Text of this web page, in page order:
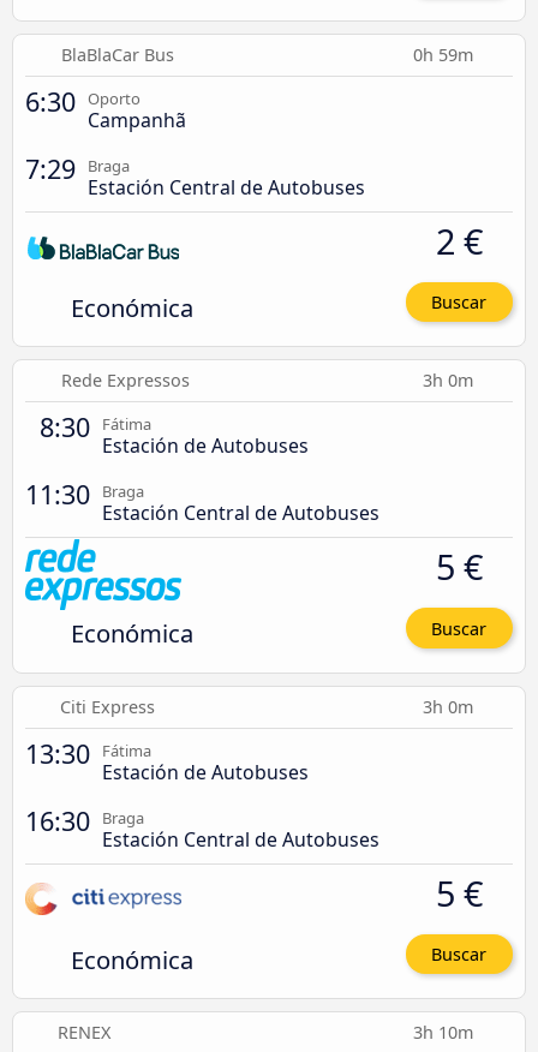
BlaBlaCar Bus 0h 59m
6:30 Oporto
Campanhã
7:29 Braga
Estación Central de Autobuses
Económica
2 €
Buscar
Rede Expressos 3h 0m
8:30 Fátima
Estación de Autobuses
11:30 Braga
Estación Central de Autobuses
Económica
5 €
Buscar
Citi Express 3h 0m
13:30 Fátima
Estación de Autobuses
16:30 Braga
Estación Central de Autobuses
Económica
5 €
Buscar
RENEX 3h 10m